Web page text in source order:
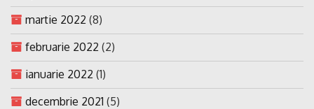
martie 2022 (8)
februarie 2022 (2)
ianuarie 2022 (1)
decembrie 2021 (5)